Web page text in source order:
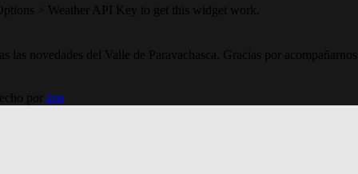
> Weather API Key to get this widget work.
las novedades del Valle de Paravachasca. Gracias por
por lma